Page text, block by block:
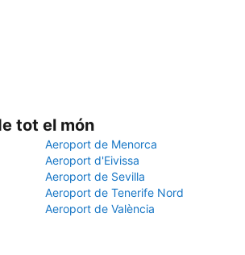
tot el món
Aeroport de Menorca
Aeroport d'Eivissa
Aeroport de Sevilla
Aeroport de Tenerife Nord
Aeroport de València